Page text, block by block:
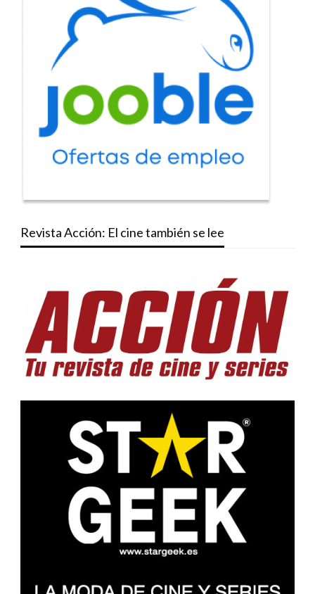
Revista Acción: El cine también se lee